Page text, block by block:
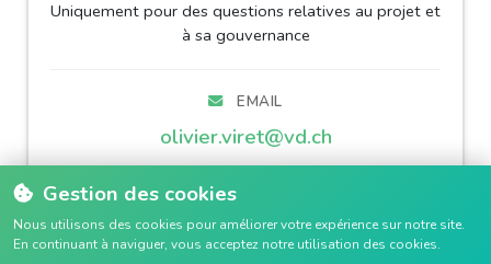
Uniquement pour des questions relatives au projet et
à sa gouvernance
EMAIL
olivier.viret@vd.ch
TÉLÉPHONE
+41 79 310 09 54
Gestion des cookies
Nous utilisons des cookies pour améliorer votre expérience sur notre site.
En continuant à naviguer, vous acceptez notre utilisation des cookies.